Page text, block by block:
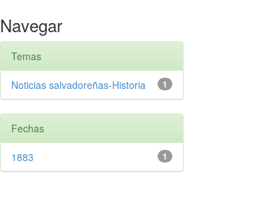
Navegar
Temas
1
Noticias salvadoreñas-Historia
Fechas
1
1883